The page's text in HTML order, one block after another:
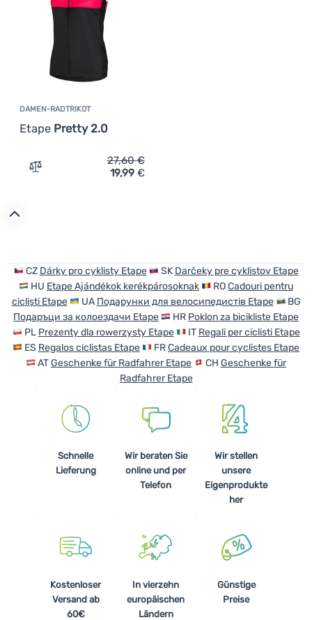
Anmelden /
Registrieren
DAMEN-RADTRIKOT
Etape Pretty 2.0
Zum Vergleich 'Damen-Radtrikot Etape Pretty 2.0'
27,60€
19,99 €
CZ Dárky pro cyklisty Etape SK Darčeky pre cyklistov Etape
HU Etape Ajándékok kerékpárosoknak ROCadouri pentru
cicliști Etape
UA Подарунки для велосипедистів Etape
BG
Подаръци за колоездачи Etape
HR Poklon za bicikliste Etape
PL Prezenty dla rowerzysty Etape IT Regali per ciclisti Etape
ES Regalos ciclistas Etape FRCadeaux pour cyclistes Etape
ATGeschenke für Radfahrer Etape CH Geschenke für
Radfahrer Etape
Schnelle
Lieferung
Wir beraten Sie
online und per
Telefon
Wir stellen
unsere
Eigenprodukte
her
Kostenloser
Versand ab
60€
In vierzehn
europäischen
Ländern
Günstige
Preise